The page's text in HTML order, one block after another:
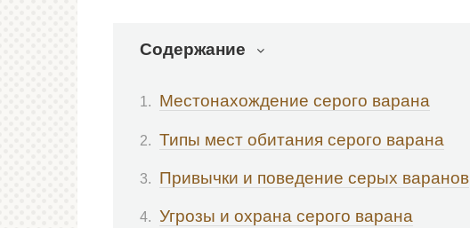
Содержание
Местонахождение серого варана
Типы мест обитания серого варана
Привычки и поведение серых варанов
Угрозы и охрана серого варана